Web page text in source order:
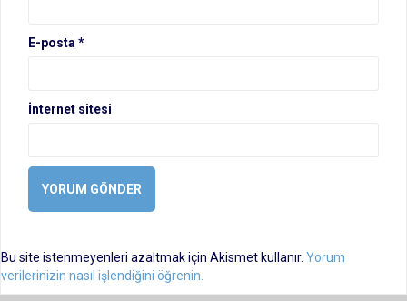
E-posta *
İnternet sitesi
Bu site istenmeyenleri azaltmak için Akismet kullanır. Yorum
verilerinizin nasıl işlendiğini öğrenin.